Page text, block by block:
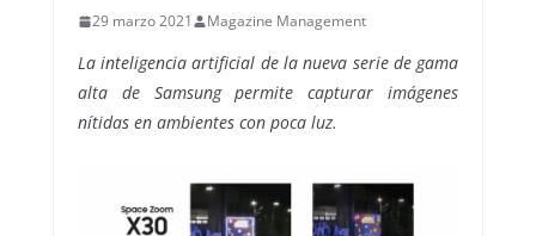
29 marzo 2021 Magazine Management
La inteligencia artificial de la nueva serie de gama
alta de Samsung permite capturar imágenes
nítidas en ambientes con poca luz.